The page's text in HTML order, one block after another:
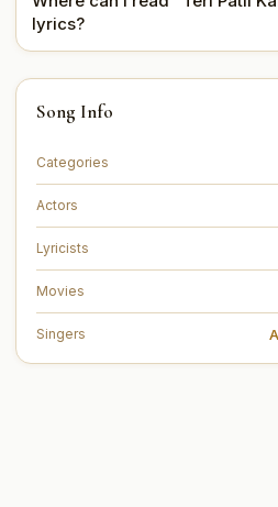
lyrics?
You can read the full lyrics of
कमर)" on this page.
Song Info
Categories
Actors
Lyricists
Movies
Singers